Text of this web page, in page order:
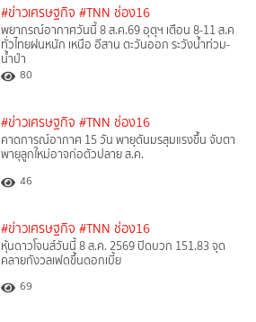
#ข่าวเศรษฐกิจ #TNN ช่อง16
พยากรณ์อากาศวันนี้ 8 ส.ค.69 อุตุฯ เตือน 8-11 ส.ค
ทั่วไทยฝนหนัก เหนือ อีสาน ตะวันออก ระวังน้ำท่วม-
น้ำป่า
80
#ข่าวเศรษฐกิจ #TNN ช่อง16
คาดการณ์อากาศ 15 วัน พายุดันมรสุมแรงขึ้น จับตา
พายุลูกใหม่อาจก่อตัวปลาย ส.ค.
46
#ข่าวเศรษฐกิจ #TNN ช่อง16
หุ้นดาวโจนส์วันนี้ 8 ส.ค. 2569 ปิดบวก 151.83 จุด
คลายกังวลเฟดขึ้นดอกเบี้ย
69